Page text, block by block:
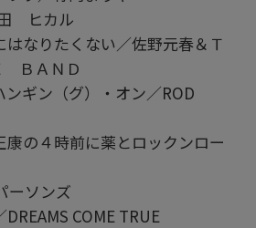
ヒカル
なりたくない／佐野元春＆Ｔ
ＢＡＮＤ
ギン（グ）・オン／ROD
康の４時前に薬とロックンロー
ーソンズ
COME TRUE